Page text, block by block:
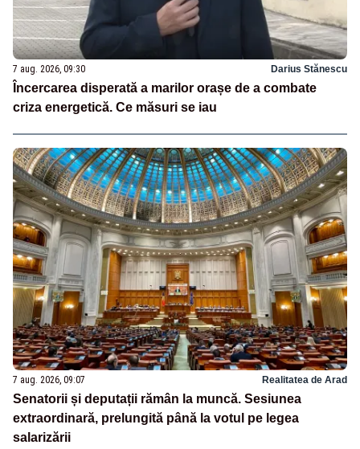
7 aug. 2026, 09:30 Darius Stănescu
Încercarea disperată a marilor orașe de a combate
criza energetică. Ce măsuri se iau
7 aug. 2026, 09:07 Realitatea de Arad
Senatorii și deputații rămân la muncă. Sesiunea
extraordinară, prelungită până la votul pe legea
salarizării